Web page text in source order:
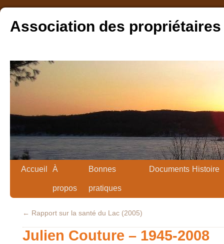
Association des
Accueil À
propos
Bonnes
pratiques
Documents Histoire
← Rapport sur la santé du Lac (2005)
Julien Couture – 1945-2008